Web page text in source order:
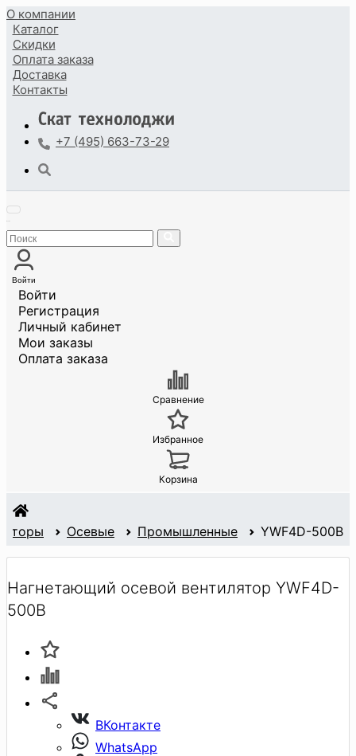
О компании
Каталог
Скидки
Оплата заказа
Доставка
Контакты
+7 (495) 663-73-29
Войти
Войти
Регистрация
Личный кабинет
Мои заказы
Оплата заказа
Сравнение
Избранное
Корзина
Осевые Промышленные YWF4D-500B
Нагнетающий осевой вентилятор YWF4D-
500B
ВКонтакте
WhatsApp